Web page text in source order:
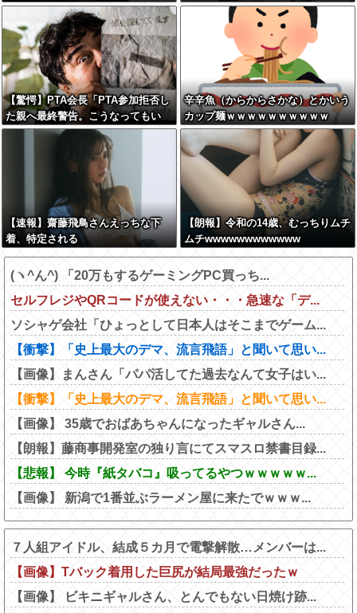
→大体一致する件w w w w w w w
【驚愕】PTA会長「PTA参加拒否し
た親へ最終警告。こうなってもい
い？」←コレはどっちが悪いのか？
大論争が巻き起こってしまう…
辛辛魚（からからさかな）とかいう
カップ麺ｗｗｗｗｗｗｗｗｗｗ
【速報】齋藤飛鳥さんえっちな下
着、特定される
【朗報】令和の14歳、むっちりムチ
ムチwwwwwwwwwwww
(ヽ^ん^) 「20万もするゲーミングPC買っち...
セルフレジやQRコードが使えない・・・急速な「デ...
ソシャゲ会社「ひょっとして日本人はそこまでゲーム...
【衝撃】「史上最大のデマ、流言飛語」と聞いて思い...
【画像】まんさん「パパ活してた過去なんて女子はい...
【衝撃】「史上最大のデマ、流言飛語」と聞いて思い...
【画像】 35歳でおばあちゃんになったギャルさん...
【朗報】藤商事開発室の独り言にてスマスロ禁書目録...
【悲報】 今時『紙タバコ』吸ってるやつｗｗｗｗｗ...
【画像】 新潟で1番並ぶラーメン屋に来たでｗｗｗ...
７人組アイドル、結成５カ月で電撃解散…メンバーは...
【画像】Tバック着用した巨尻が結局最強だったｗ
【画像】 ビキニギャルさん、とんでもない日焼け跡...